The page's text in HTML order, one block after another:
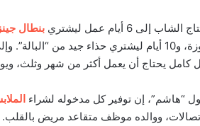
الشاب إلى 6 أيام عمل ليشتري بنطال جينز
كامل يحتاج أن يعمل أكثر من شهر وثلث،
“هاشم”، إن توفير كل مدخوله لشراء
ووالده موظف متقاعد مريض بالقلب.